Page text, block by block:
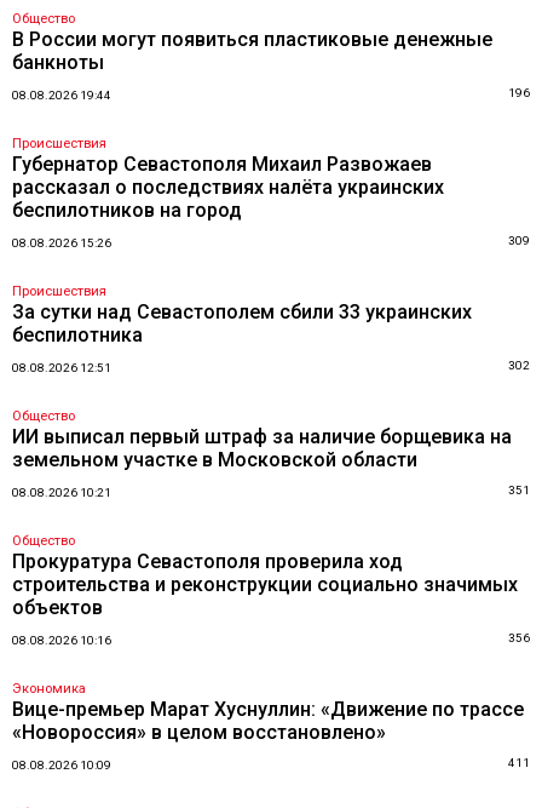
Общество
В России могут появиться пластиковые денежные
банкноты
08.08.2026 19:44 196
Происшествия
Губернатор Севастополя Михаил Развожаев
рассказал о последствиях налёта украинских
беспилотников на город
08.08.2026 15:26 309
Происшествия
За сутки над Севастополем сбили 33 украинских
беспилотника
08.08.2026 12:51 302
Общество
ИИ выписал первый штраф за наличие борщевика на
земельном участке в Московской области
08.08.2026 10:21 351
Общество
Прокуратура Севастополя проверила ход
строительства и реконструкции социально значимых
объектов
08.08.2026 10:16 356
Экономика
Вице-премьер Марат Хуснуллин: «Движение по трассе
«Новороссия» в целом восстановлено»
08.08.2026 10:09 411